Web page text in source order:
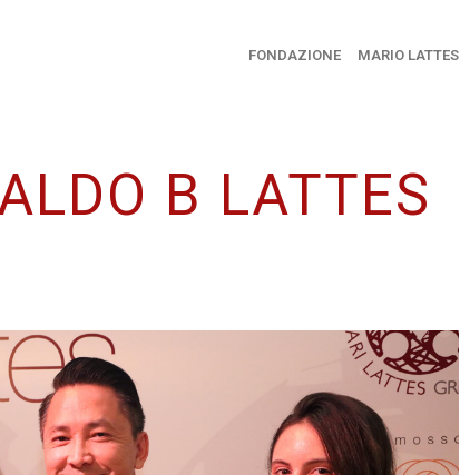
FONDAZIONE MARIO LATTES
B LATTES